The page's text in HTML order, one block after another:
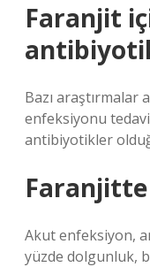
Faranjit
Bazı araştırmalar
enfeksiyonu
antibiyotikler
Akut enfeksiyon,
yüzde dolgunluk,